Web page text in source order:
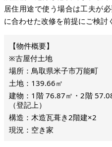
居住用途で使う場合は工夫が
に合わせた改修を前提にご検討
※古屋付土地
場所：鳥取県米子市万能町
土地：139.66㎡
建物：1階 76.87㎡・2階
（登記上）
構造：木造瓦葺き2階建×2
現況：空き家